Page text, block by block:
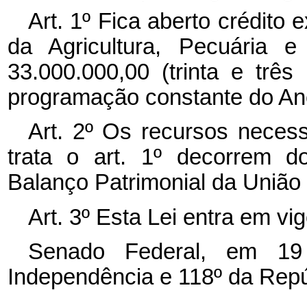
Art. 1º Fica aberto crédito
da Agricultura, Pecuária
33.000.000,00 (trinta e
programação constante do
Art. 2º Os recursos
trata o art. 1º decorrem
Balanço Patrimonial da
Art. 3º Esta Lei entra em
Senado Federal, em
Independência e 118º da